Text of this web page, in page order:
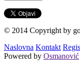
© 2014 Copyright by
Naslovna Kontakt
Powered by Osmanović